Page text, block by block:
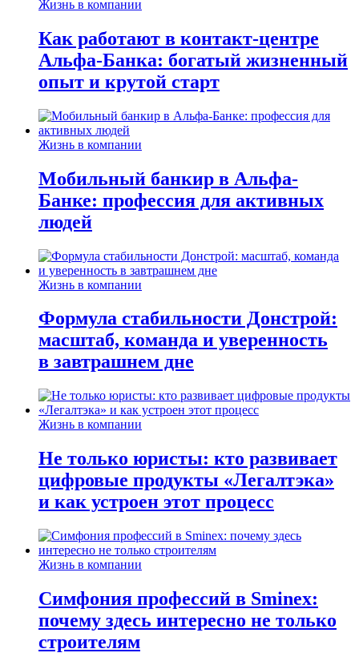
Жизнь в компании
Как работают в контакт-центре
Альфа-Банка: богатый жизненный
опыт и крутой старт
Жизнь в компании
Мобильный банкир в Альфа-
Банке: профессия для активных
людей
Жизнь в компании
Формула стабильности Донстрой:
масштаб, команда и уверенность
в завтрашнем дне
Жизнь в компании
Не только юристы: кто развивает
цифровые продукты «Легалтэка»
и как устроен этот процесс
Жизнь в компании
Симфония профессий в Sminex:
почему здесь интересно не только
строителям